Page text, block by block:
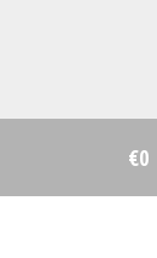
€0